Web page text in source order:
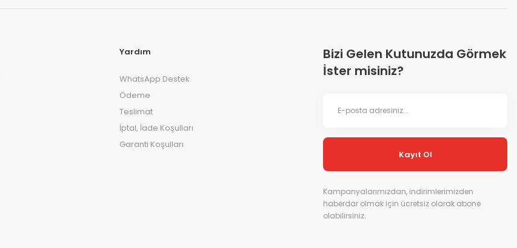
Yardım
WhatsApp Destek
Ödeme
Teslimat
İptal, İade Koşulları
Garanti Koşulları
Bizi Gelen Kutunuzda Görmek
İster misiniz?
Kayıt Ol
Kampanyalarımızdan, indirimlerimizden
haberdar olmak için ücretsiz olarak abone
olabilirsiniz.